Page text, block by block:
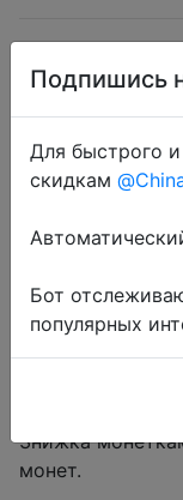
Знижка
монет.
Подпишись
Для быстрого
скидкам
Бот
популярных